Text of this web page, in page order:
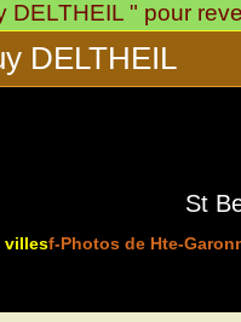
" pour
DELTHEIL
St
villesf-Photos de Hte-